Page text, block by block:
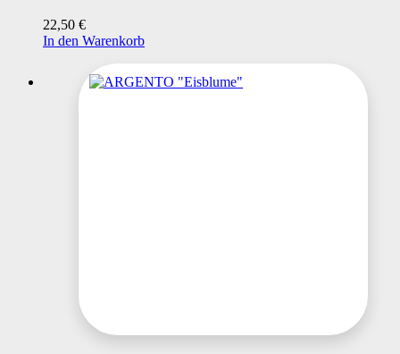
22,50 €
In den Warenkorb